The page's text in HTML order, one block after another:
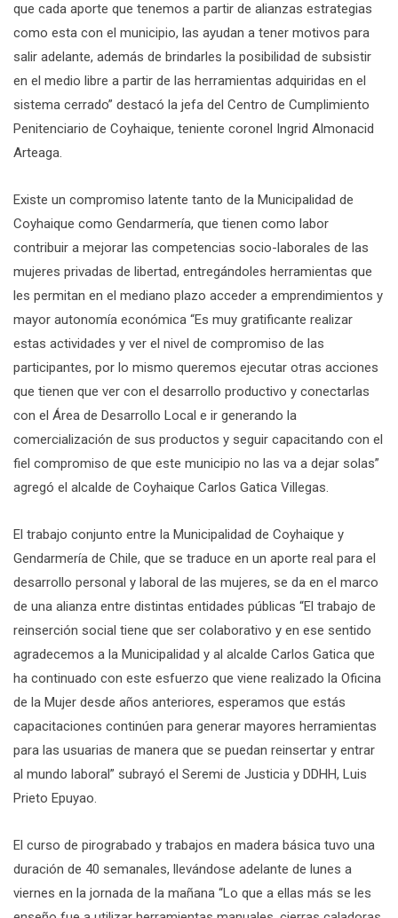
que cada aporte que tenemos a partir de alianzas estrategias
como esta con el municipio, las ayudan a tener motivos para
salir adelante, además de brindarles la posibilidad de subsistir
en el medio libre a partir de las herramientas adquiridas en el
sistema cerrado” destacó la jefa del Centro de Cumplimiento
Penitenciario de Coyhaique, teniente coronel Ingrid Almonacid
Arteaga.
Existe un compromiso latente tanto de la Municipalidad de
Coyhaique como Gendarmería, que tienen como labor
contribuir a mejorar las competencias socio-laborales de las
mujeres privadas de libertad, entregándoles herramientas que
les permitan en el mediano plazo acceder a emprendimientos y
mayor autonomía económica “Es muy gratificante realizar
estas actividades y ver el nivel de compromiso de las
participantes, por lo mismo queremos ejecutar otras acciones
que tienen que ver con el desarrollo productivo y conectarlas
con el Área de Desarrollo Local e ir generando la
comercialización de sus productos y seguir capacitando con el
fiel compromiso de que este municipio no las va a dejar solas”
agregó el alcalde de Coyhaique Carlos Gatica Villegas.
El trabajo conjunto entre la Municipalidad de Coyhaique y
Gendarmería de Chile, que se traduce en un aporte real para el
desarrollo personal y laboral de las mujeres, se da en el marco
de una alianza entre distintas entidades públicas “El trabajo de
reinserción social tiene que ser colaborativo y en ese sentido
agradecemos a la Municipalidad y al alcalde Carlos Gatica que
ha continuado con este esfuerzo que viene realizado la Oficina
de la Mujer desde años anteriores, esperamos que estás
capacitaciones continúen para generar mayores herramientas
para las usuarias de manera que se puedan reinsertar y entrar
al mundo laboral” subrayó el Seremi de Justicia y DDHH, Luis
Prieto Epuyao.
El curso de pirograbado y trabajos en madera básica tuvo una
duración de 40 semanales, llevándose adelante de lunes a
viernes en la jornada de la mañana “Lo que a ellas más se les